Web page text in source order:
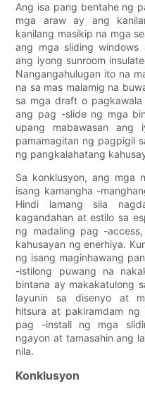
Ang isa pang bentahe ng
mga araw ay ang
kanilang masikip na mga
ang mga sliding windows
ang iyong sunroom
Nangangahulugan ito na
na sa mas malamig na
sa mga draft o pagkawala
ang pag -slide ng mga
upang mabawasan
pamamagitan ng pagpigil
ng pangkalahatang
Sa konklusyon, ang mga
isang kamangha -
Hindi lamang sila
kagandahan at estilo sa
ng madaling pag -
kahusayan ng enerhiya.
ng isang maginhawang
-istilong puwang na
bintana ay makakatulong
layunin sa disenyo at
hitsura at pakiramdam
pag -install ng mga
ngayon at tamasahin ang
nila.
Konklusyon